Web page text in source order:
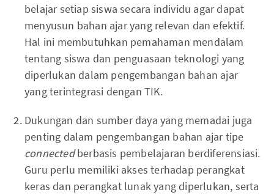
belajar setiap siswa secara individu agar dapat
menyusun bahan ajar yang relevan dan efektif.
Hal ini membutuhkan pemahaman mendalam
tentang siswa dan penguasaan teknologi yang
diperlukan dalam pengembangan bahan ajar
yang terintegrasi dengan TIK.
Dukungan dan sumber daya yang memadai juga
penting dalam pengembangan bahan ajar tipe
connectedberbasis pembelajaran berdiferensiasi.
Guru perlu memiliki akses terhadap perangkat
keras dan perangkat lunak yang diperlukan, serta